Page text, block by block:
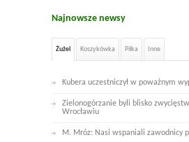
Najnowsze newsy
Żużel Koszykówka Piłka Inne
Kubera uczestniczył w poważnym
Zielonogórzanie byli blisko
Wrocławiu
M. Mróz: Nasi wspaniali zawodnicy